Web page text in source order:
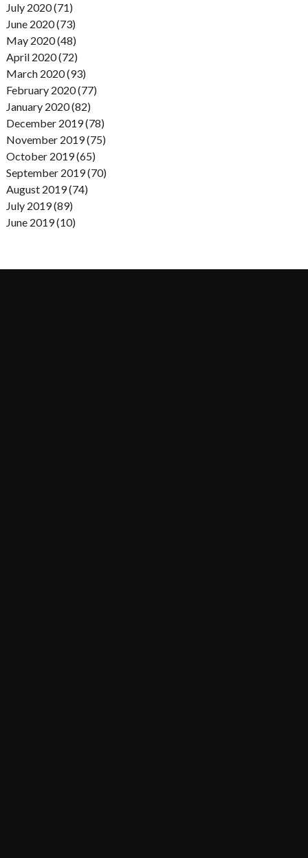
July 2020 (71)
June 2020 (73)
May 2020 (48)
April 2020 (72)
March 2020 (93)
February 2020 (77)
January 2020 (82)
December 2019 (78)
November 2019 (75)
October 2019 (65)
September 2019 (70)
August 2019 (74)
July 2019 (89)
June 2019 (10)